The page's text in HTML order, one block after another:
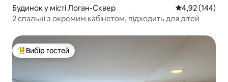
Будинок у місті Логан-Сквер Середня
4,92 (144)
2 спальні з окремим кабінетом, підходить для дітей
Топ вибір гостей
Вибір гостей